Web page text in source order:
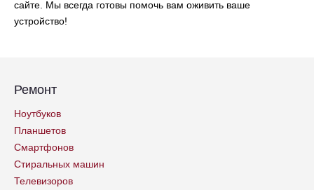
сайте. Мы всегда готовы помочь вам оживить ваше
устройство!
Ремонт
Ноутбуков
Планшетов
Смартфонов
Стиральных машин
Телевизоров